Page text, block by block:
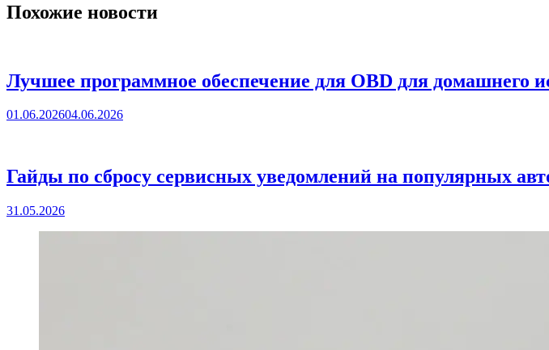
Похожие новости
Лучшее программное обеспечение для OBD для домашнего
01.06.202604.06.2026
Гайды по сбросу сервисных уведомлений на популярных
31.05.2026